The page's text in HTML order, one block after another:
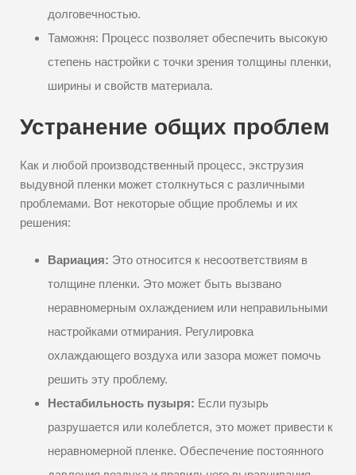
долговечностью.
Таможня: Процесс позволяет обеспечить высокую
степень настройки с точки зрения толщины пленки,
ширины и свойств материала.
Устранение общих проблем
Как и любой производственный процесс, экструзия
выдувной пленки может столкнуться с различными
проблемами. Вот некоторые общие проблемы и их
решения:
Вариация: Это относится к несоответствиям в
толщине пленки. Это может быть вызвано
неравномерным охлаждением или неправильными
настройками отмирания. Регулировка
охлаждающего воздуха или зазора может помочь
решить эту проблему.
Нестабильность пузыря: Если пузырь
разрушается или колеблется, это может привести к
неравномерной пленке. Обеспечение постоянного